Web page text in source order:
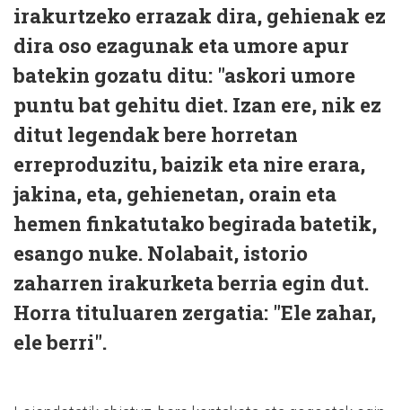
irakurtzeko errazak dira, gehienak ez
dira oso ezagunak eta umore apur
batekin gozatu ditu: "askori umore
puntu bat gehitu diet. Izan ere, nik ez
ditut legendak bere horretan
erreproduzitu, baizik eta nire erara,
jakina, eta, gehienetan, orain eta
hemen finkatutako begirada batetik,
esango nuke. Nolabait, istorio
zaharren irakurketa berria egin dut.
Horra tituluaren zergatia: "Ele zahar,
ele berri".